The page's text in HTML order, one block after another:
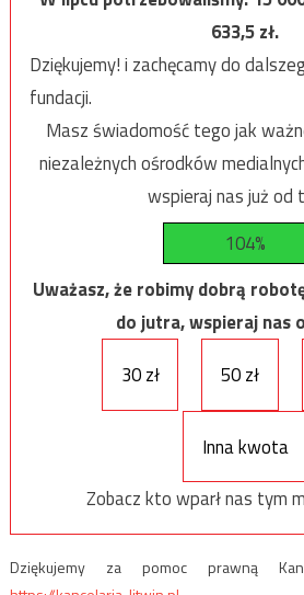
633,5zł.
Dziękujemy! i zachęcamy do
fundacji.
Masz świadomość tego jak
niezależnych ośrodków
wspieraj nas już od
104%
Uważasz, że robimy dobrą
do jutra, wspieraj nas
30 zł
50 zł
Inna kwota
Zobacz kto wparł nas tym
Dziękujemy za pomoc prawną